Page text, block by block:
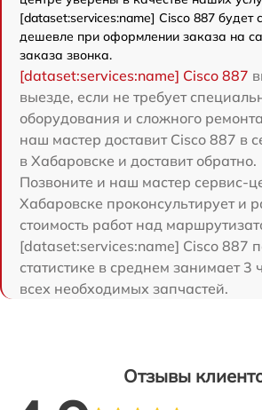
[dataset:services:name] Cisco 887 будет
дешевле при оформлении заказа на
заказа звонка.
[dataset:services:name] Cisco 887
выезде, если не требует
оборудования и сложного
наш мастер доставит Cisco 887 в
в Хабаровске и доставит обратно.
Позвоните и наш мастер сервис-
Хабаровске проконсультирует и
стоимость работ над
[dataset:services:name] Cisco 887
статистике в среднем занимает 3
всех необходимых запчастей.
Отзывы